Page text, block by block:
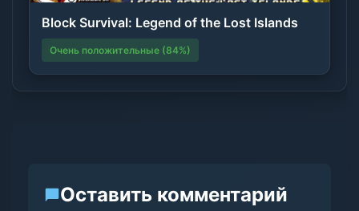
Block Survival: Legend of the Lost Islands
Очень положительные (84%)
Оставить комментарий